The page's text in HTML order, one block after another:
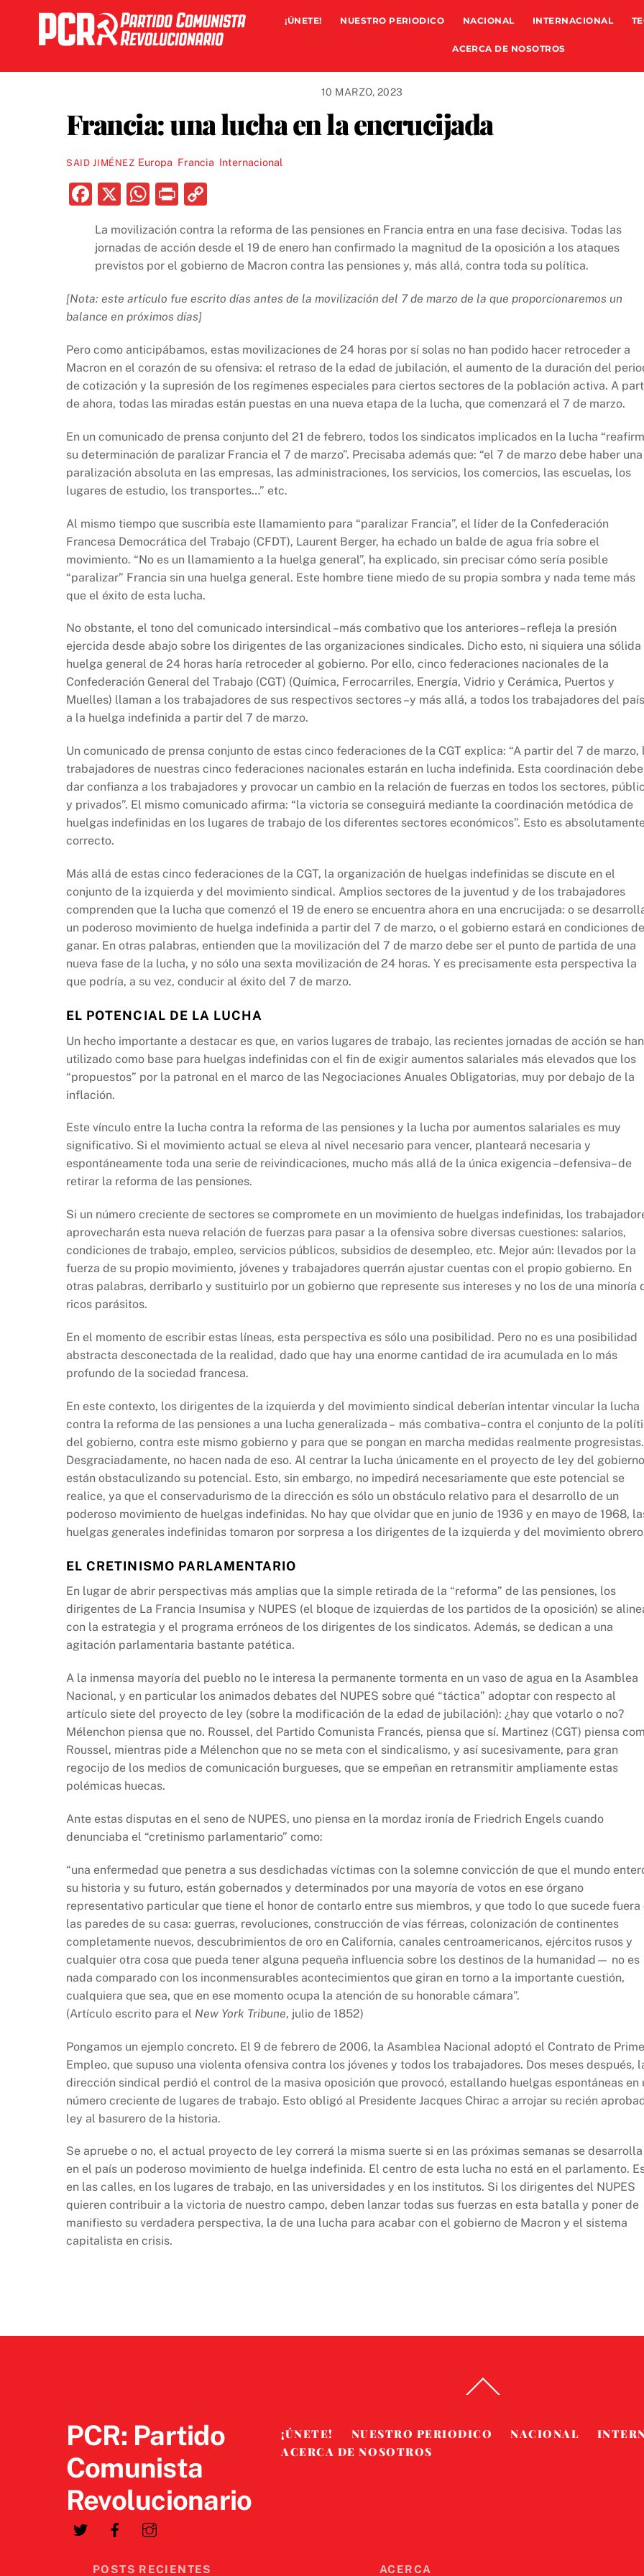
content
¡ÚNETE! NUESTRO PERIODICO NACIONAL INTERNACIONAL
ACERCA DE NOSOTROS
10 MARZO, 2023
Francia: una lucha en la encrucijada
SAID JIMÉNEZ Europa Francia Internacional
F
c
e
o
k
X
W
at
s
p
P
nt p
y
n
La movilización contra la reforma de las pensiones en Francia entra en una fase decisiva. Todas las
jornadas de acción desde el 19 de enero han confirmado la magnitud de la oposición a los ataques
previstos por el gobierno de Macron contra las pensiones y, más allá, contra toda su política.
[Nota: este artículo fue escrito días antes de la movilización del 7 de marzo de la que proporcionaremos un
balance en próximos días]
Pero como anticipábamos, estas movilizaciones de 24 horas por sí solas no han podido hacer retroceder a
Macron en el corazón de su ofensiva: el retraso de la edad de jubilación, el aumento de la duración del
de cotización y la supresión de los regímenes especiales para ciertos sectores de la población activa. A
de ahora, todas las miradas están puestas en una nueva etapa de la lucha, que comenzará el 7 de marzo.
En un comunicado de prensa conjunto del 21 de febrero, todos los sindicatos implicados en la lucha
su determinación de paralizar Francia el 7 de marzo”. Precisaba además que: “el 7 de marzo debe haber una
paralización absoluta en las empresas, las administraciones, los servicios, los comercios, las escuelas, los
lugares de estudio, los transportes…” etc.
Al mismo tiempo que suscribía este llamamiento para “paralizar Francia”, el líder de la Confederación
Francesa Democrática del Trabajo (CFDT), Laurent Berger, ha echado un balde de agua fría sobre el
movimiento. “No es un llamamiento a la huelga general”, ha explicado, sin precisar cómo sería posible
“paralizar” Francia sin una huelga general. Este hombre tiene miedo de su propia sombra y nada teme más
que el éxito de esta lucha.
No obstante, el tono del comunicado intersindical –más combativo que los anteriores– refleja la presión
ejercida desde abajo sobre los dirigentes de las organizaciones sindicales. Dicho esto, ni siquiera una sólida
huelga general de 24 horas haría retroceder al gobierno. Por ello, cinco federaciones nacionales de la
Confederación General del Trabajo (CGT) (Química, Ferrocarriles, Energía, Vidrio y Cerámica, Puertos y
Muelles) llaman a los trabajadores de sus respectivos sectores –y más allá, a todos los trabajadores del
a la huelga indefinida a partir del 7 de marzo.
Un comunicado de prensa conjunto de estas cinco federaciones de la CGT explica: “A partir del 7 de marzo,
trabajadores de nuestras cinco federaciones nacionales estarán en lucha indefinida. Esta coordinación debe
dar confianza a los trabajadores y provocar un cambio en la relación de fuerzas en todos los sectores,
y privados”. El mismo comunicado afirma: “la victoria se conseguirá mediante la coordinación metódica de
huelgas indefinidas en los lugares de trabajo de los diferentes sectores económicos”. Esto es
correcto.
Más allá de estas cinco federaciones de la CGT, la organización de huelgas indefinidas se discute en el
conjunto de la izquierda y del movimiento sindical. Amplios sectores de la juventud y de los trabajadores
comprenden que la lucha que comenzó el 19 de enero se encuentra ahora en una encrucijada: o se
un poderoso movimiento de huelga indefinida a partir del 7 de marzo, o el gobierno estará en condiciones de
ganar. En otras palabras, entienden que la movilización del 7 de marzo debe ser el punto de partida de una
nueva fase de la lucha, y no sólo una sexta movilización de 24 horas. Y es precisamente esta perspectiva la
que podría, a su vez, conducir al éxito del 7 de marzo.
EL POTENCIAL DE LA LUCHA
Un hecho importante a destacar es que, en varios lugares de trabajo, las recientes jornadas de acción se han
utilizado como base para huelgas indefinidas con el fin de exigir aumentos salariales más elevados que los
“propuestos” por la patronal en el marco de las Negociaciones Anuales Obligatorias, muy por debajo de la
inflación.
Este vínculo entre la lucha contra la reforma de las pensiones y la lucha por aumentos salariales es muy
significativo. Si el movimiento actual se eleva al nivel necesario para vencer, planteará necesaria y
espontáneamente toda una serie de reivindicaciones, mucho más allá de la única exigencia –defensiva– de
retirar la reforma de las pensiones.
Si un número creciente de sectores se compromete en un movimiento de huelgas indefinidas, los
aprovecharán esta nueva relación de fuerzas para pasar a la ofensiva sobre diversas cuestiones: salarios,
condiciones de trabajo, empleo, servicios públicos, subsidios de desempleo, etc. Mejor aún: llevados por la
fuerza de su propio movimiento, jóvenes y trabajadores querrán ajustar cuentas con el propio gobierno. En
otras palabras, derribarlo y sustituirlo por un gobierno que represente sus intereses y no los de una minoría
ricos parásitos.
En el momento de escribir estas líneas, esta perspectiva es sólo una posibilidad. Pero no es una posibilidad
abstracta desconectada de la realidad, dado que hay una enorme cantidad de ira acumulada en lo más
profundo de la sociedad francesa.
En este contexto, los dirigentes de la izquierda y del movimiento sindical deberían intentar vincular la lucha
contra la reforma de las pensiones a una lucha generalizada – más combativa– contra el conjunto de la
del gobierno, contra este mismo gobierno y para que se pongan en marcha medidas realmente progresistas.
Desgraciadamente, no hacen nada de eso. Al centrar la lucha únicamente en el proyecto de ley del
están obstaculizando su potencial. Esto, sin embargo, no impedirá necesariamente que este potencial se
realice, ya que el conservadurismo de la dirección es sólo un obstáculo relativo para el desarrollo de un
poderoso movimiento de huelgas indefinidas. No hay que olvidar que en junio de 1936 y en mayo de 1968,
huelgas generales indefinidas tomaron por sorpresa a los dirigentes de la izquierda y del movimiento
EL CRETINISMO PARLAMENTARIO
En lugar de abrir perspectivas más amplias que la simple retirada de la “reforma” de las pensiones, los
dirigentes de La Francia Insumisa y NUPES (el bloque de izquierdas de los partidos de la oposición) se
con la estrategia y el programa erróneos de los dirigentes de los sindicatos. Además, se dedican a una
agitación parlamentaria bastante patética.
A la inmensa mayoría del pueblo no le interesa la permanente tormenta en un vaso de agua en la Asamblea
Nacional, y en particular los animados debates del NUPES sobre qué “táctica” adoptar con respecto al
artículo siete del proyecto de ley (sobre la modificación de la edad de jubilación): ¿hay que votarlo o no?
Mélenchon piensa que no. Roussel, del Partido Comunista Francés, piensa que sí. Martinez (CGT) piensa
Roussel, mientras pide a Mélenchon que no se meta con el sindicalismo, y así sucesivamente, para gran
regocijo de los medios de comunicación burgueses, que se empeñan en retransmitir ampliamente estas
polémicas huecas.
Ante estas disputas en el seno de NUPES, uno piensa en la mordaz ironía de Friedrich Engels cuando
denunciaba el “cretinismo parlamentario” como:
“una enfermedad que penetra a sus desdichadas víctimas con la solemne convicción de que el mundo
su historia y su futuro, están gobernados y determinados por una mayoría de votos en ese órgano
representativo particular que tiene el honor de contarlo entre sus miembros, y que todo lo que sucede fuera
las paredes de su casa: guerras, revoluciones, construcción de vías férreas, colonización de continentes
completamente nuevos, descubrimientos de oro en California, canales centroamericanos, ejércitos rusos y
cualquier otra cosa que pueda tener alguna pequeña influencia sobre los destinos de la humanidad— no es
nada comparado con los inconmensurables acontecimientos que giran en torno a la importante cuestión,
cualquiera que sea, que en ese momento ocupa la atención de su honorable cámara”.
(Artículo escrito para el New York Tribune, julio de 1852)
Pongamos un ejemplo concreto. El 9 de febrero de 2006, la Asamblea Nacional adoptó el Contrato de
Empleo, que supuso una violenta ofensiva contra los jóvenes y todos los trabajadores. Dos meses después,
dirección sindical perdió el control de la masiva oposición que provocó, estallando huelgas espontáneas en
número creciente de lugares de trabajo. Esto obligó al Presidente Jacques Chirac a arrojar su recién
ley al basurero de la historia.
Se apruebe o no, el actual proyecto de ley correrá la misma suerte si en las próximas semanas se desarrolla
en el país un poderoso movimiento de huelga indefinida. El centro de esta lucha no está en el parlamento.
en las calles, en los lugares de trabajo, en las universidades y en los institutos. Si los dirigentes del NUPES
quieren contribuir a la victoria de nuestro campo, deben lanzar todas sus fuerzas en esta batalla y poner de
manifiesto su verdadera perspectiva, la de una lucha para acabar con el gobierno de Macron y el sistema
capitalista en crisis.
To
PCR: Partido
Comunista
Revolucionario
¡ÚNETE! NUESTRO PERIODICO NACIONAL
ACERCA DE NOSOTROS
POSTS RECIENTES ACERCA